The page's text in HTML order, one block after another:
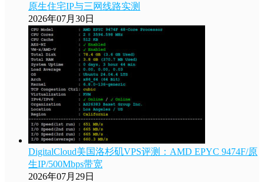
原生住宅IP与三网线路实测
2026年07月30日
DigitalCloud美国洛杉矶VPS评测：AMD EPYC 9474F/原
生IP/500Mbps带宽
2026年07月29日